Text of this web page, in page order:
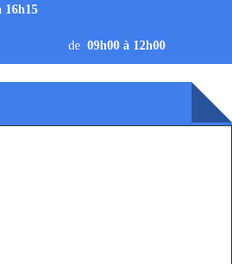
16h15
de 09h00 à 12h00